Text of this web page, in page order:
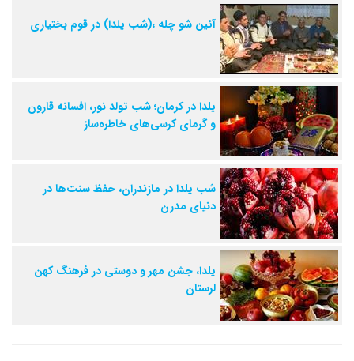
آئین شو چله ،(شب یلدا) در قوم بختیاری
یلدا در کرمان؛ شب تولد نور، افسانه قارون
و گرمای کرسی‌های خاطره‌ساز
شب یلدا در مازندران، حفظ سنت‌ها در
دنیای مدرن
یلدا، جشن مهر و دوستی در فرهنگ کهن
لرستان